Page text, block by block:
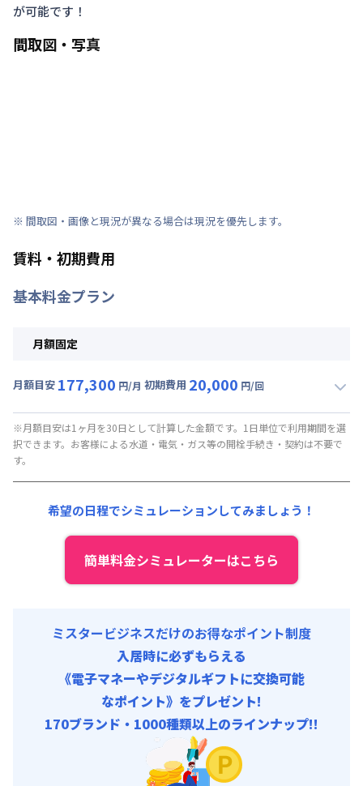
が可能です！
間取図・写真
※ 間取図・画像と現況が異なる場合は現況を優先します。
賃料・初期費用
基本料金プラン
月額固定
月額目安 177,300 円/月 初期費用 20,000 円/回
月額賃料目安(30日利用)
賃料 : 66,000円/月
光熱費他 :
その他費用 :
30,000円/月 (1,000円/日)
15,000円/月 (500円/日)
※月額目安は1ヶ月を30日として計算した金額です。1日単位で利用期間を選
択できます。お客様による水道・電気・ガス等の開栓手続き・契約は不要で
す。
希望の日程でシミュレーションしてみましょう！
簡単料金シミュレーターはこちら
ミスタービジネスだけのお得なポイント制度
入居時に必ずもらえる
《電子マネーやデジタルギフトに交換可能
なポイント》をプレゼント!
170ブランド・1000種類以上のラインナップ!!